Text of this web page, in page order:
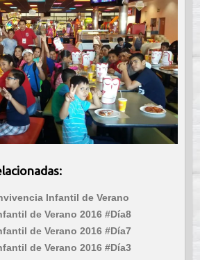
Infantil de Verano
de Verano 2016 #Día8
de Verano 2016 #Día7
de Verano 2016 #Día3